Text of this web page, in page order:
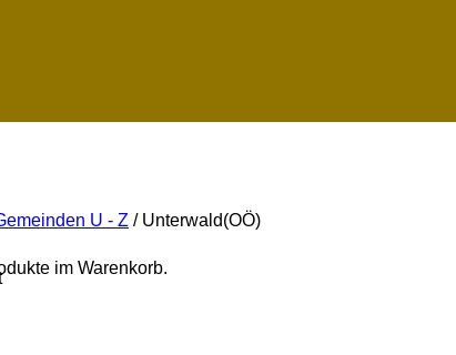
im Warenkorb.
U - Z /Unterwald(OÖ)